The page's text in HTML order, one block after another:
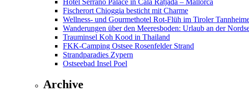
Fischerort Chioggia besticht mit Charme
Wellness- und Gourmethotel Rot-Flüh im Tiroler
Wanderungen über den Meeresboden: Urlaub an der
Trauminsel Koh Kood in Thailand
FKK-Camping Ostsee Rosenfelder Strand
Strandparadies Zypern
Ostseebad Insel Poel
Archive